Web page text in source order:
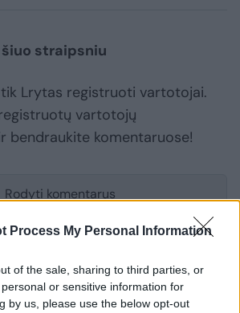
Process My Personal Information
of the sale, sharing to third parties, or
or sensitive information for
by us, please use the below opt-out
straipsniu
Lrytas registruoti vartotojai.
vartotojų
bendraukite komentaruose!
Rodyti komentarus
komentatoriams